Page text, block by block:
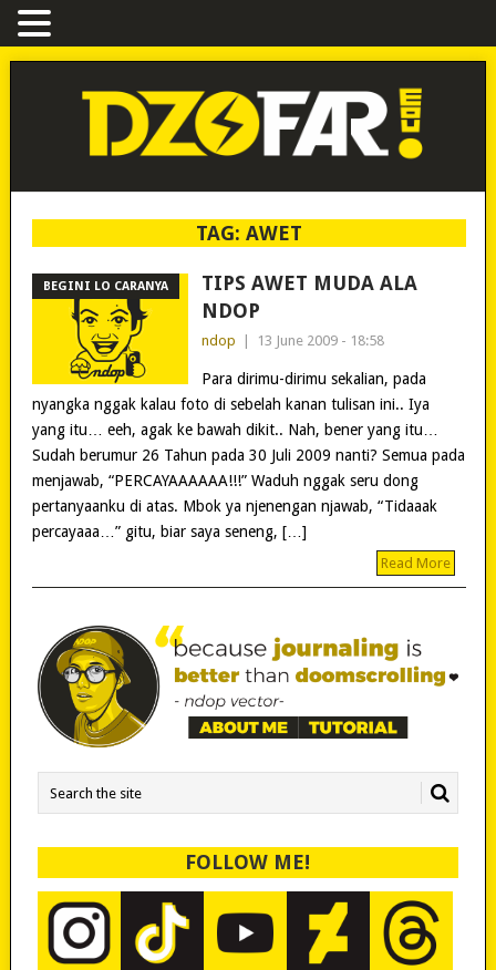
TAG: AWET
BEGINI LO CARANYA
TIPS AWET MUDA ALA
NDOP
ndop 13 June 2009 - 18:58
Para dirimu-dirimu sekalian, pada
nyangka nggak kalau foto di sebelah kanan tulisan ini.. Iya
yang itu… eeh, agak ke bawah dikit.. Nah, bener yang itu…
Sudah berumur 26 Tahun pada 30 Juli 2009 nanti? Semua pada
menjawab, “PERCAYAAAAAA!!!” Waduh nggak seru dong
pertanyaanku di atas. Mbok ya njenengan njawab, “Tidaaak
percayaaa…” gitu, biar saya seneng, […]
Read More
FOLLOW ME!